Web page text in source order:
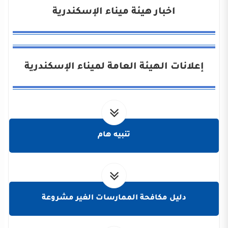
اخبار هيئة ميناء الإسكندرية
إعلانات الهيئة العامة لميناء الإسكندرية
تنبيه هام
دليل مكافحة الممارسات الغير مشروعة